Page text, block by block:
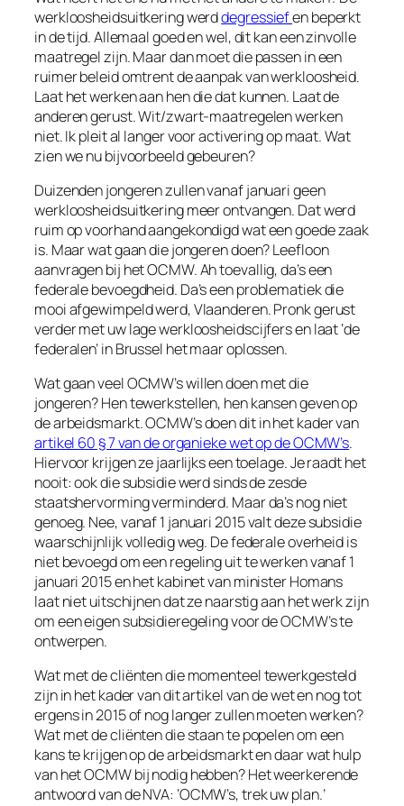
werkloosheidsuitkering werddegressiefen beperkt
in de tijd. Allemaal goed en wel, dit kan een zinvolle
maatregel zijn. Maar dan moet die passen in een
ruimer beleid omtrent de aanpak van werkloosheid.
Laat het werken aan hen die dat kunnen. Laat de
anderen gerust. Wit/zwart-maatregelen werken
niet. Ik pleit al langer voor activering op maat. Wat
zien we nu bijvoorbeeld gebeuren?
Duizenden jongeren zullen vanaf januari geen
werkloosheidsuitkering meer ontvangen. Dat werd
ruim op voorhand aangekondigd wat een goede zaak
is. Maar wat gaan die jongeren doen? Leefloon
aanvragen bij het OCMW. Ah toevallig, da’s een
federale bevoegdheid. Da’s een problematiek die
mooi afgewimpeld werd, Vlaanderen. Pronk gerust
verder met uw lage werkloosheidscijfers en laat ‘de
federalen’ in Brussel het maar oplossen.
Wat gaan veel OCMW’s willen doen met die
jongeren? Hen tewerkstellen, hen kansen geven op
de arbeidsmarkt. OCMW’s doen dit in het kader van
artikel 60 § 7 van de organieke wet op de OCMW’s.
Hiervoor krijgen ze jaarlijks een toelage. Je raadt het
nooit: ook die subsidie werd sinds de zesde
staatshervorming verminderd. Maar da’s nog niet
genoeg. Nee, vanaf 1 januari 2015 valt deze subsidie
waarschijnlijk volledig weg. De federale overheid is
niet bevoegd om een regeling uit te werken vanaf 1
januari 2015 en het kabinet van minister Homans
laat niet uitschijnen dat ze naarstig aan het werk zijn
om een eigen subsidieregeling voor de OCMW’s te
ontwerpen.
Wat met de cliënten die momenteel tewerkgesteld
zijn in het kader van dit artikel van de wet en nog tot
ergens in 2015 of nog langer zullen moeten werken?
Wat met de cliënten die staan te popelen om een
kans te krijgen op de arbeidsmarkt en daar wat hulp
van het OCMW bij nodig hebben? Het weerkerende
antwoord van de NVA: ‘OCMW’s, trek uw plan.’